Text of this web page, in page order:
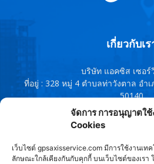
จัดการ การอนุญาตใช้
Cookies
เว็บไซต์ gpsaxisservice.com มีการใช้งานเท
ลักษณะใกล้เคียงกันกับคุกกี้ บนเว็บไซต์ของเรา
เกี่ยวกับเร
บริษัท แอคซิส เซอร์
ที่อยู่ : 328 หมู่ 4 ตำบลท่าวังตาล อำ
50140
โทรศัพท์ : 091-0759380 , 095-
960802
Line ID :
ติดต่อเรา: